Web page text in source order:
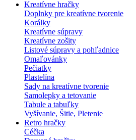
Kreatívne hračky
Doplnky pre kreatívne tvorenie
Korálky
Kreatívne súpravy
Kreatívne zošity
Listové súpravy a pohľadnice
Omaľovánky
Pečiatky
Plastelína
Sady na kreatívne tvorenie
Samolepky a tetovanie
Tabule a tabuľky
Vyšívanie, Šitie, Pletenie
Retro hračky
Céčka